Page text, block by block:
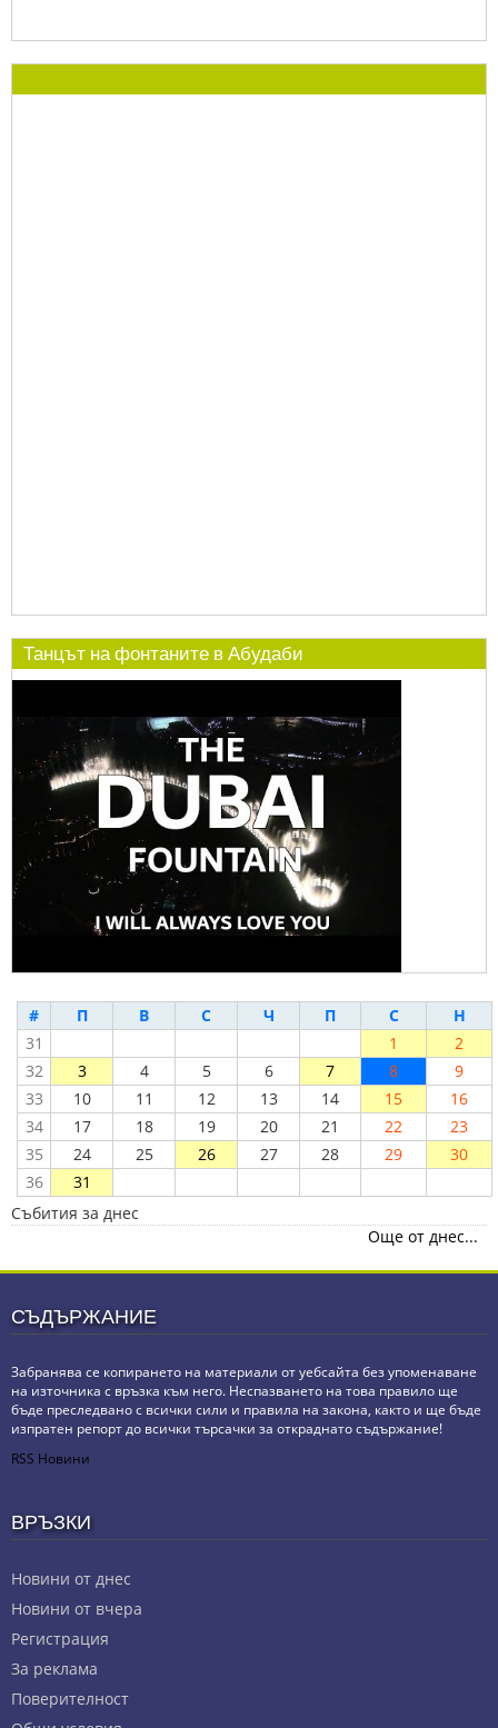
Танцът на фонтаните в Абудаби
# П В С Ч П С
Н
31
1
2
32
3 4 5 6 7 8
9
33
10 11 12 13 14 15
16
34
17 18 19 20 21 22
23
35
24 25 26 27 28 29
30
36
31
Събития за днес
Още от днес...
СЪДЪРЖАНИЕ
Забранява се копирането на материали от уебсайта без упоменаване
на източника с връзка към него. Неспазването на това правило ще
бъде преследвано с всички сили и правила на закона, както и ще бъде
изпратен репорт до всички търсачки за откраднато съдържание!
RSS Новини
ВРЪЗКИ
Новини от днес
Новини от вчера
Регистрация
За реклама
Πoвepитeлнocт